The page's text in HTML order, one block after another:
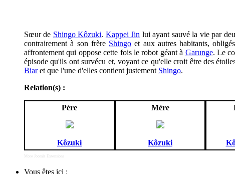
Sœur de Shingo Kôzuki. Kappei Jin lui ayant sauvé la vie par
contrairement à son frère Shingo et aux autres habitants,
affrontement qui oppose cette fois le robot géant à Garunge. Le
épisode qu'ils ont survécu et, voyant ce qu'elle croit être des
Biaret que l'une d'elles contient justement Shingo.
Relation(s) :
Père
Kôzuki
Mère
Kôzuki
More Joomla Extensions
Vous êtes ici :